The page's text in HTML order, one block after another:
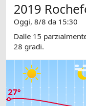
2019
Oggi, 8/8 da 15:30
Dalle 15
28 gradi.